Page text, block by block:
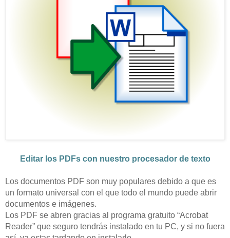
Editar los PDFs con nuestro procesador de texto
Los documentos PDF son muy populares debido a que es
un formato universal con el que todo el mundo puede abrir
documentos e imágenes.
Los PDF se abren gracias al programa gratuito “Acrobat
Reader” que seguro tendrás instalado en tu PC, y si no fuera